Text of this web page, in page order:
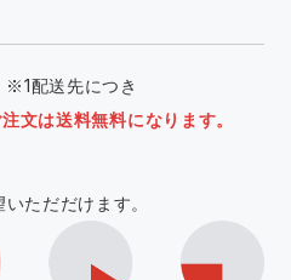
配送先につき
文は送料無料になります。
ただだけます。